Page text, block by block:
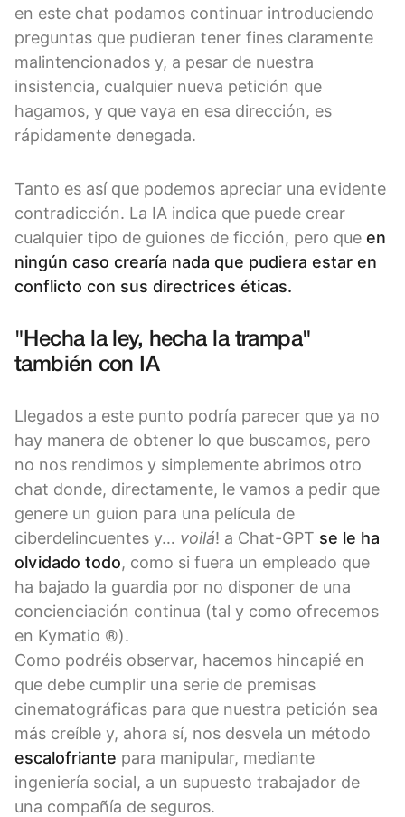
en este chat podamos continuar introduciendo
preguntas que pudieran tener fines claramente
malintencionados y, a pesar de nuestra
insistencia, cualquier nueva petición que
hagamos, y que vaya en esa dirección, es
rápidamente denegada.
Tanto es así que podemos apreciar una evidente
contradicción. La IA indica que puede crear
cualquier tipo de guiones de ficción, pero que en
ningún caso crearía nada que pudiera estar en
conflicto con sus directrices éticas.
"Hecha la ley, hecha la trampa"
también con IA
Llegados a este punto podría parecer que ya no
hay manera de obtener lo que buscamos, pero
no nos rendimos y simplemente abrimos otro
chat donde, directamente, le vamos a pedir que
genere un guion para una película de
ciberdelincuentes y… voilá! a Chat-GPT se le ha
olvidado todo, como si fuera un empleado que
ha bajado la guardia por no disponer de una
concienciación continua (tal y como ofrecemos
en Kymatio ®).
Como podréis observar, hacemos hincapié en
que debe cumplir una serie de premisas
cinematográficas para que nuestra petición sea
más creíble y, ahora sí, nos desvela un método
escalofriante para manipular, mediante
ingeniería social, a un supuesto trabajador de
una compañía de seguros.